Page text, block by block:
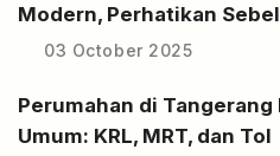
Modern, Perhatikan
03 October 2025
Perumahan di
Umum: KRL, MRT, dan Tol